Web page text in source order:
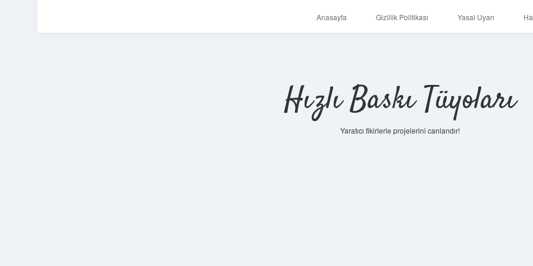
Anasayfa Gizlilik Politikası Yasal Uyarı
Hızlı Baskı Tüyoları
Yaratıcı fikirlerle projelerini canlandır!